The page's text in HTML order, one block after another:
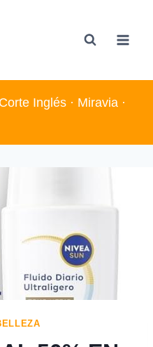
Inglés · Miravia ·